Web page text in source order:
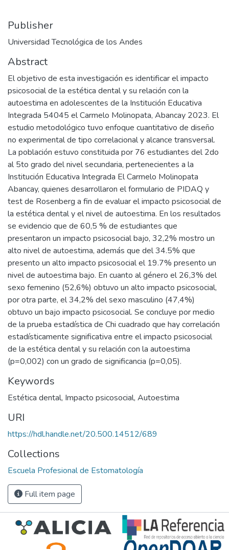
Publisher
Universidad Tecnológica de los Andes
Abstract
El objetivo de esta investigación es identificar el impacto
psicosocial de la estética dental y su relación con la
autoestima en adolescentes de la Institución Educativa
Integrada 54045 el Carmelo Molinopata, Abancay 2023. El
estudio metodológico tuvo enfoque cuantitativo de diseño
no experimental de tipo correlacional y alcance transversal.
La población estuvo constituida por 76 estudiantes del 2do
al 5to grado del nivel secundaria, pertenecientes a la
Institución Educativa Integrada El Carmelo Molinopata
Abancay, quienes desarrollaron el formulario de PIDAQ y
test de Rosenberg a fin de evaluar el impacto psicosocial de
la estética dental y el nivel de autoestima. En los resultados
se evidencio que de 60,5 % de estudiantes que
presentaron un impacto psicosocial bajo, 32,2% mostro un
alto nivel de autoestima, además que del 34.5% que
presento un alto impacto psicosocial el 19.7% presento un
nivel de autoestima bajo. En cuanto al género el 26,3% del
sexo femenino (52,6%) obtuvo un alto impacto psicosocial,
por otra parte, el 34,2% del sexo masculino (47,4%)
obtuvo un bajo impacto psicosocial. Se concluye por medio
de la prueba estadística de Chi cuadrado que hay correlación
estadísticamente significativa entre el impacto psicosocial
de la estética dental y su relación con la autoestima
(p=0,002) con un grado de significancia (p=0,05).
Keywords
Estética dental, Impacto psicosocial, Autoestima
URI
https://hdl.handle.net/20.500.14512/689
Collections
Escuela Profesional de Estomatología
Full item page